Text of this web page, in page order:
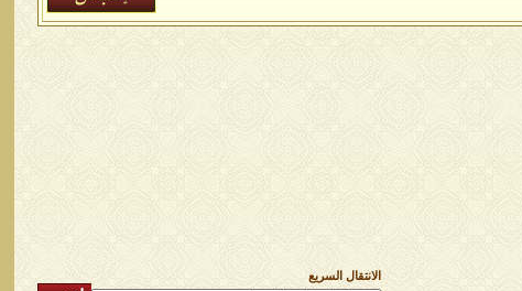
الانتقال السريع